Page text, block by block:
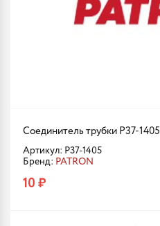
Соединитель трубки P37-1405
Артикул: P37-1405
Бренд: PATRON
10 ₽